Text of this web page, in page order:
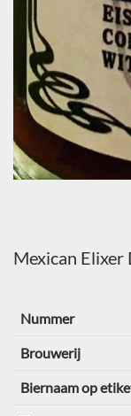
Mexican Elixer
Nummer
Brouwerij
Biernaam op